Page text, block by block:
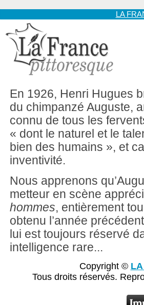
LA
En 1926, Henri Hugues
du chimpanzé Auguste,
connu de tous les
« dont le naturel et le
bien des humains », et
inventivité.
Nous apprenons
metteur en scène
hommes, entièrement
obtenu l’année
lui est toujours réservé
intelligence rare...
Copyright ©
Tous droits réservés.